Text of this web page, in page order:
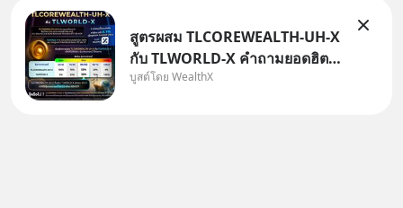
สูตรผสม TLCOREWEALTH-UH-X
กับ TLWORLD-X คำถามยอดฮิตที่
คนใช้ WealthX ถามเข้ามา
บูสต์โดย WealthX